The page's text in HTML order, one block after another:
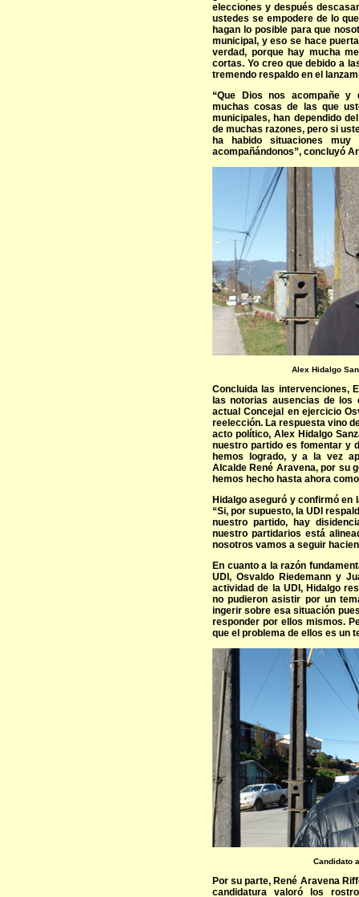
elecciones y después
ustedes se empodere de lo
hagan lo posible para que
municipal, y eso se hace
verdad, porque hay mucha
cortas. Yo creo que debido a
tremendo respaldo en el
“Que Dios nos acompañe y
muchas cosas de las que
municipales, han dependido
de muchas razones, pero si
ha habido situaciones
acompañándonos”, concluyó
Alex Hidalgo
Concluida las intervenciones,
las notorias ausencias de los
actual Concejal en ejercicio
reelección. La respuesta vino
acto político, Alex Hidalgo
nuestro partido es fomentar y
hemos logrado, y a la vez
Alcalde René Aravena, por su
hemos hecho hasta ahora
Hidalgo aseguró y confirmó en
“Si, por supuesto, la UDI
nuestro partido, hay
nuestro partidarios está
nosotros vamos a seguir
En cuanto a la razón
UDI, Osvaldo Riedemann y
actividad de la UDI, Hidalgo
no pudieron asistir por un
ingerir sobre esa situación
responder por ellos mismos.
que el problema de ellos es un
Candidato
Por su parte, René Aravena
candidatura valoró los